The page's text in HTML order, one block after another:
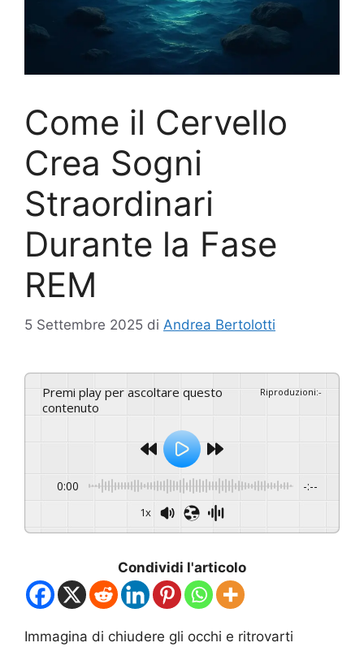
Come il Cervello
Crea Sogni
Straordinari
Durante la Fase
REM
5 Settembre 2025 di Andrea Bertolotti
Premi play per ascoltare questo
contenuto
Riproduzioni:-
0:00 -:--
1x
Condividi l'articolo
Immagina di chiudere gli occhi e ritrovarti